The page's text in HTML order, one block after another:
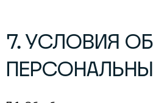
7. УСЛОВИЯ